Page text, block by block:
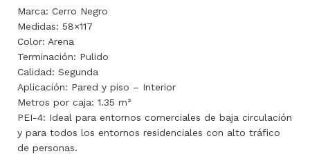
Marca: Cerro Negro
Medidas: 58×117
Color: Arena
Terminación: Pulido
Calidad: Segunda
Aplicación: Pared y piso – Interior
Metros por caja: 1.35 m²
PEI-4: Ideal para entornos comerciales de baja circulación
y para todos los entornos residenciales con alto tráfico
de personas.